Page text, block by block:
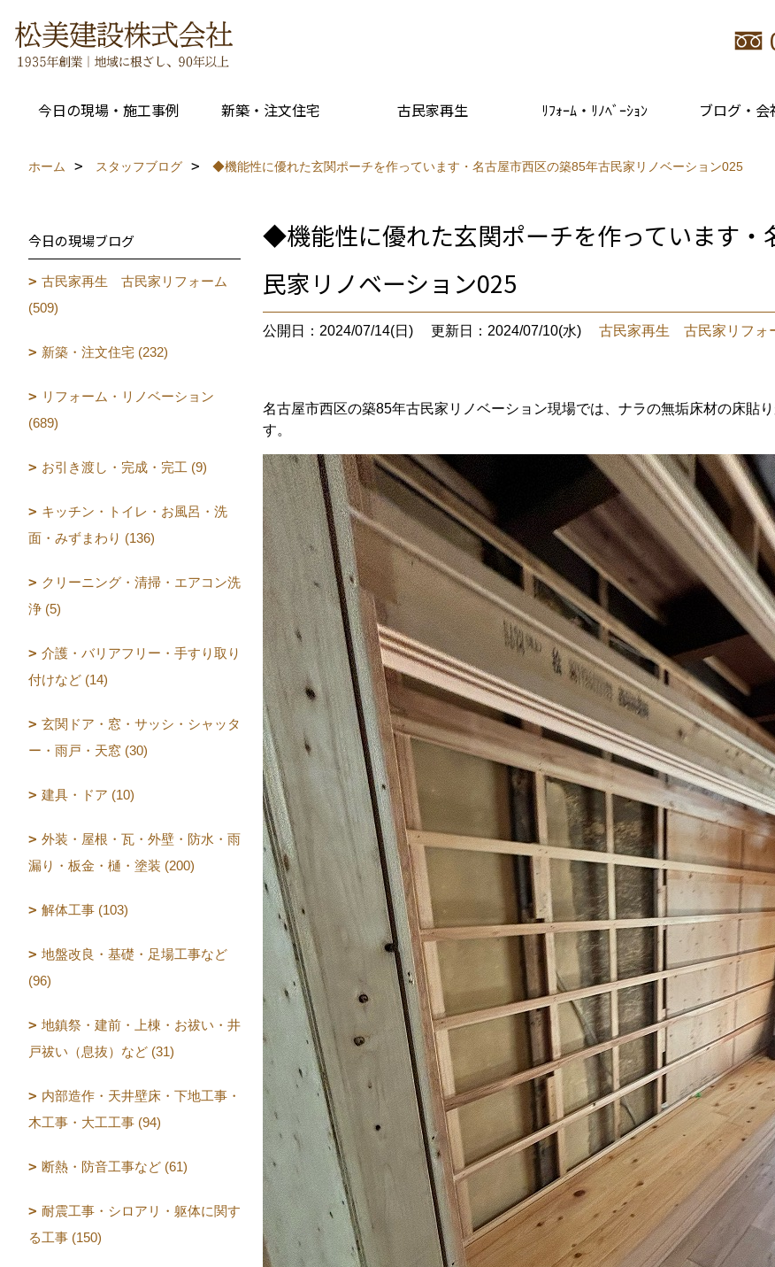
今日の現場・施工事例 新築・注文住宅 古民家再生 ﾘﾌｫｰﾑ・ﾘﾉﾍﾞｰｼｮﾝ ブログ・会
ホーム スタッフブログ ◆機能性に優れた玄関ポーチを作っています・名古屋市西区の築85年古民家リノベーション025
◆機能性に優れた玄関ポーチを作っています・
民家リノベーション025
公開日：2024/07/14(日) 更新日：2024/07/10(水) 古民家再生 古民家リフォ
名古屋市西区の築85年古民家リノベーション現場では、ナラの無垢床材の床貼
す。
今日の現場ブログ
古民家再生 古民家リフォーム
(509)
新築・注文住宅 (232)
リフォーム・リノベーション
(689)
お引き渡し・完成・完工 (9)
キッチン・トイレ・お風呂・洗
面・みずまわり (136)
クリーニング・清掃・エアコン洗
浄 (5)
介護・バリアフリー・手すり取り
付けなど (14)
玄関ドア・窓・サッシ・シャッタ
ー・雨戸・天窓 (30)
建具・ドア (10)
外装・屋根・瓦・外壁・防水・雨
漏り・板金・樋・塗装 (200)
解体工事 (103)
地盤改良・基礎・足場工事など
(96)
地鎮祭・建前・上棟・お祓い・井
戸祓い（息抜）など (31)
内部造作・天井壁床・下地工事・
木工事・大工工事 (94)
断熱・防音工事など (61)
耐震工事・シロアリ・躯体に関す
る工事 (150)